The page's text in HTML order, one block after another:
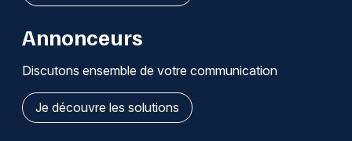
Annonceurs
Discutons ensemble de votre communication
Je découvre les solutions